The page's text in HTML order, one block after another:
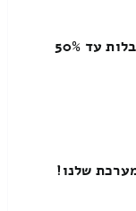
הובלות עד 50%
שלנו!